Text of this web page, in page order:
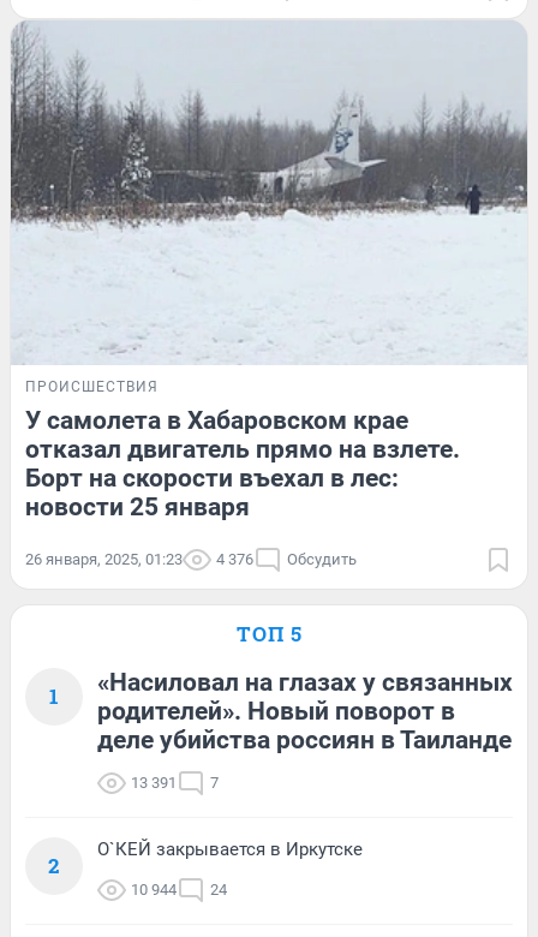
ПРОИСШЕСТВИЯ
У самолета в Хабаровском крае
отказал двигатель прямо на взлете.
Борт на скорости въехал в лес:
новости 25 января
26 января, 2025, 01:23 4 376 Обсудить
ТОП 5
1
«Насиловал на глазах у связанных
родителей». Новый поворот в
деле убийства россиян в Таиланде
13 391 7
2
О`КЕЙ закрывается в Иркутске
10 944 24